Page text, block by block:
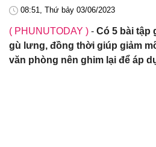
08:51, Thứ bảy 03/06/2023
( PHUNUTODAY ) - Có 5 bài tập
gù lưng, đồng thời giúp giảm
văn phòng nên ghim lại để áp